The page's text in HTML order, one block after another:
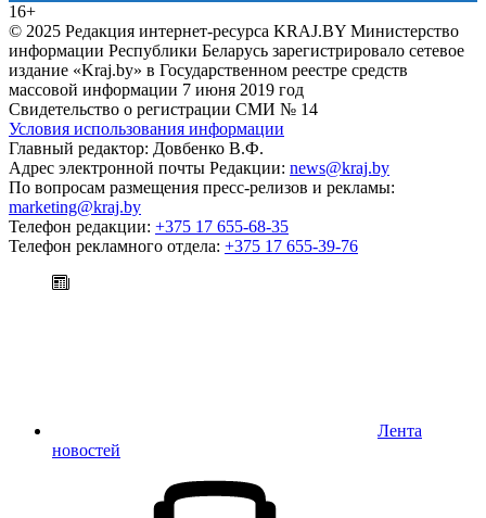
16+
© 2025 Редакция интернет-ресурса KRAJ.BY Министерство
информации Республики Беларусь зарегистрировало сетевое
издание «Kraj.by» в Государственном реестре средств
массовой информации 7 июня 2019 год
Свидетельство о регистрации СМИ № 14
Условия использования информации
Главный редактор: Довбенко В.Ф.
Адрес электронной почты Редакции: news@kraj.by
По вопросам размещения пресс-релизов и рекламы:
marketing@kraj.by
Телефон редакции: +375 17 655-68-35
Телефон рекламного отдела: +375 17 655-39-76
Лента
новостей